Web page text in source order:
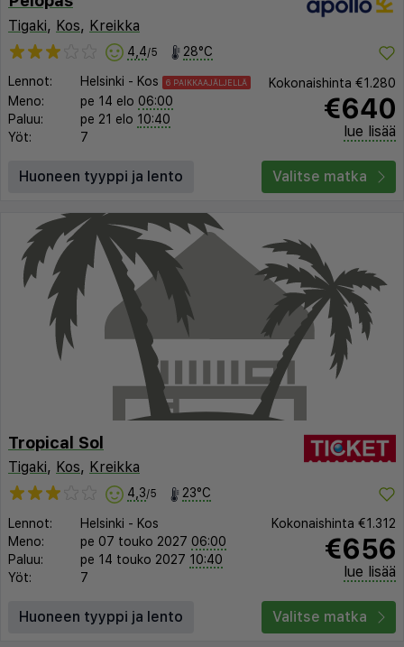
Tigaki, Kos, Kreikka
4,4/5 28°C
Lennot: Helsinki - Kos 6 PAIKKAAJÄLJELLÄ
Meno: pe 14 elo 06:00
Paluu:
pe 21 elo 10:40
Yöt:
7
Kokonaishinta €1.280
€640
lue lisää
Huoneen tyyppi ja lento Valitse matka
Tropical Sol
Tigaki, Kos, Kreikka
4,3/5 23°C
Lennot: Helsinki - Kos
Meno:
pe 07 touko 2027 06:00
Paluu:
pe 14 touko 2027 10:40
Yöt:
7
Kokonaishinta €1.312
€656
lue lisää
Huoneen tyyppi ja lento Valitse matka